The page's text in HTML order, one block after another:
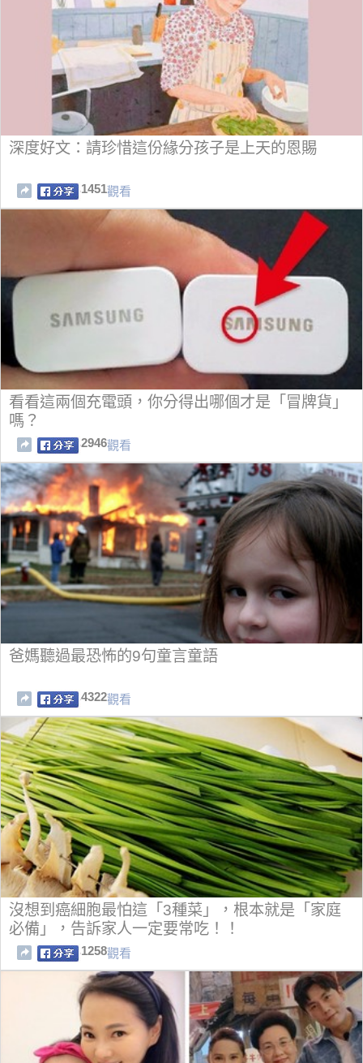
深度好文：請珍惜這份緣分孩子是上天的恩賜
1451觀看
看看這兩個充電頭，你分得出哪個才是「冒牌貨」
嗎？
2946觀看
爸媽聽過最恐怖的9句童言童語
4322觀看
沒想到癌細胞最怕這「3種菜」，根本就是「家庭
必備」，告訴家人一定要常吃！！
1258觀看